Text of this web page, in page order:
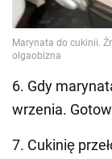
6. Gdy
wrzenia.
7. Cukinię